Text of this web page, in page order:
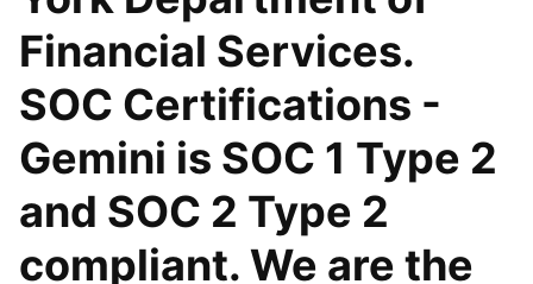
Financial Services.
SOC Certifications -
Gemini is SOC 1 Type 2
and SOC 2 Type 2
compliant. We are the